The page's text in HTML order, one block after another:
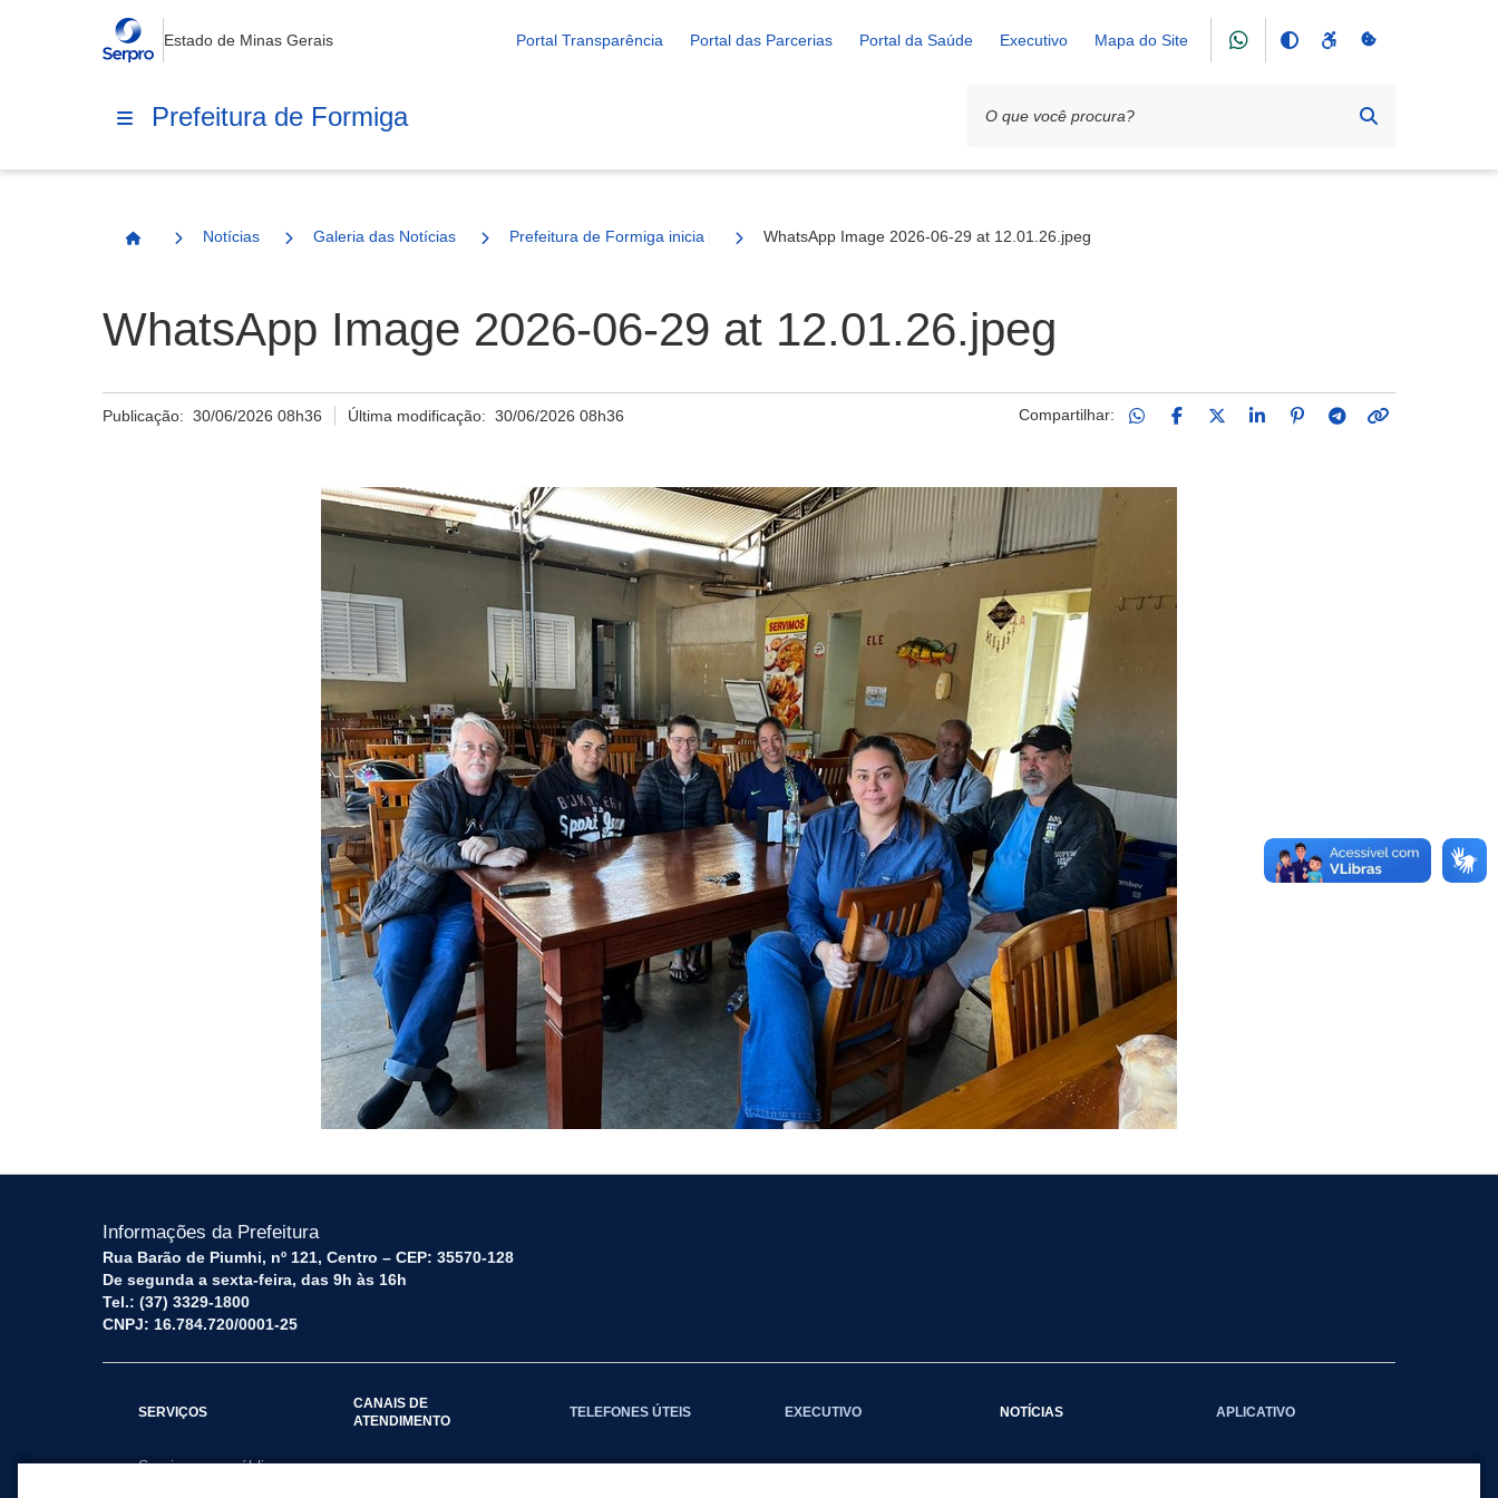
Estado de Minas Gerais Portal Transparência Portal das Parcerias Portal da Saúde Executivo Mapa do Site
Prefeitura de Formiga
Página Inicial
Notícias Galeria das Notícias Prefeitura de Formiga inicia planejamento do Festival do Peixe 2026 em Pontevila
WhatsApp Image 2026-06-29 at 12.01.26.jpeg
WhatsApp Image 2026-06-29 at 12.01.26.jpeg
Publicação: 30/06/2026 08h36 Última modificação:30/06/2026 08h36 Compartilhar:
Informações da Prefeitura
Rua Barão de Piumhi, nº 121, Centro – CEP: 35570-128
De segunda a sexta-feira, das 9h às 16h
Tel.: (37) 3329-1800
CNPJ: 16.784.720/0001-25
SERVIÇOS
Serviços por público
CANAIS DE
ATENDIMENTO
TELEFONES ÚTEIS EXECUTIVO NOTÍCIAS APLICATIVO